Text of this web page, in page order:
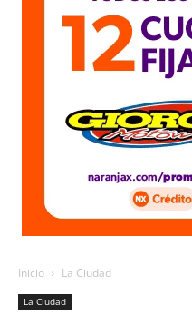
Inicio La Ciudad
La Ciudad